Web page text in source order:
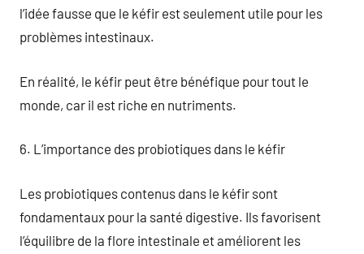
l’idée fausse que le kéfir est seulement utile pour les
problèmes intestinaux.
En réalité, le kéfir peut être bénéfique pour tout le
monde, car il est riche en nutriments.
6. L’importance des probiotiques dans le kéfir
Les probiotiques contenus dans le kéfir sont
fondamentaux pour la santé digestive. Ils favorisent
l’équilibre de la flore intestinale et améliorent les